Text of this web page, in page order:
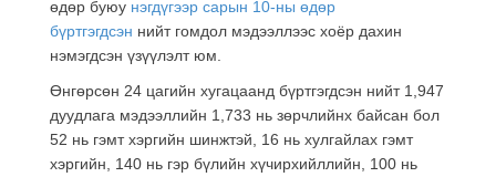
өдөр буюу нэгдүгээр сарын 10-ны өдөр
бүртгэгдсэн нийт гомдол мэдээллээс хоёр дахин
нэмэгдсэн үзүүлэлт юм.
Өнгөрсөн 24 цагийн хугацаанд бүртгэгдсэн нийт 1,947
дуудлага мэдээллийн 1,733 нь зөрчлийнх байсан бол
52 нь гэмт хэргийн шинжтэй, 16 нь хулгайлах гэмт
хэргийн, 140 нь гэр бүлийн хүчирхийллийн, 100 нь